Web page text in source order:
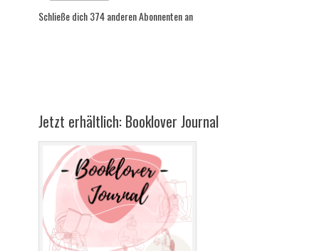
Schließe dich 374 anderen Abonnenten an
Jetzt erhältlich: Booklover Journal